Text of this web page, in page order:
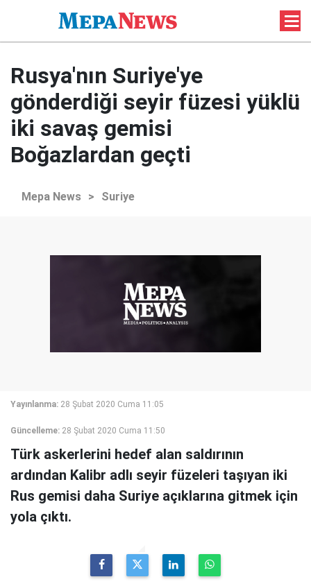
Rusya'nın Suriye'ye
gönderdiği seyir füzesi yüklü
iki savaş gemisi
Boğazlardan geçti
Mepa News > Suriye
Yayınlanma: 28 Şubat 2020 Cuma 11:05
Güncelleme: 28 Şubat 2020 Cuma 11:50
Türk askerlerini hedef alan saldırının
ardından Kalibr adlı seyir füzeleri taşıyan iki
Rus gemisi daha Suriye açıklarına gitmek için
yola çıktı.